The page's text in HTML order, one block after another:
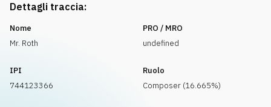
Dettagli traccia:
Nome
Mr. Roth
PRO / MRO
undefined
IPI
744123366
Ruolo
Composer (16.665%)